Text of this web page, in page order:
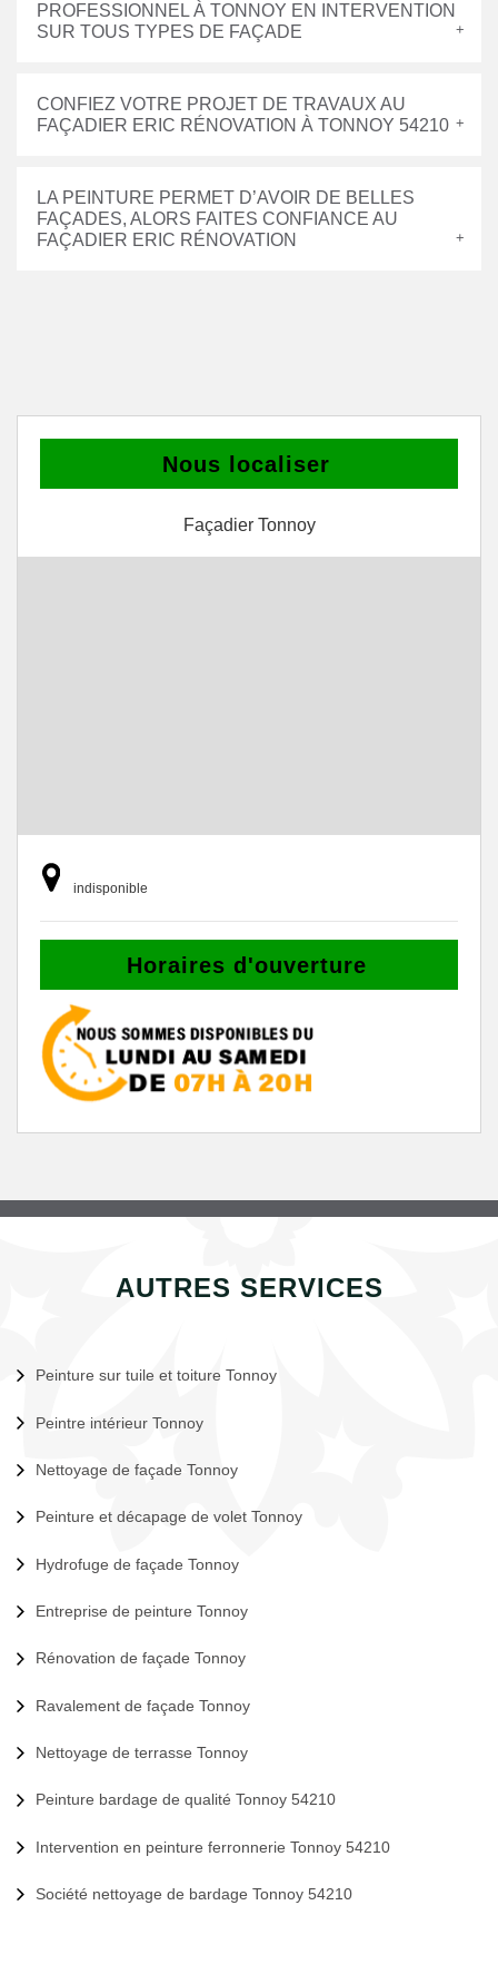
PROFESSIONNEL À TONNOY EN INTERVENTION
SUR TOUS TYPES DE FAÇADE
CONFIEZ VOTRE PROJET DE TRAVAUX AU
FAÇADIER ERIC RÉNOVATION À TONNOY 54210
LA PEINTURE PERMET D’AVOIR DE BELLES
FAÇADES, ALORS FAITES CONFIANCE AU
FAÇADIER ERIC RÉNOVATION
Nous localiser
Façadier Tonnoy
indisponible
Horaires d'ouverture
AUTRES SERVICES
Peinture sur tuile et toiture Tonnoy
Peintre intérieur Tonnoy
Nettoyage de façade Tonnoy
Peinture et décapage de volet Tonnoy
Hydrofuge de façade Tonnoy
Entreprise de peinture Tonnoy
Rénovation de façade Tonnoy
Ravalement de façade Tonnoy
Nettoyage de terrasse Tonnoy
Peinture bardage de qualité Tonnoy 54210
Intervention en peinture ferronnerie Tonnoy 54210
Société nettoyage de bardage Tonnoy 54210